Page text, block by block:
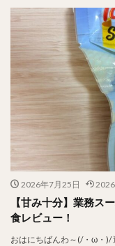
2026年7月25日
【甘み十分】業務ス
食レビュー！
おはにちばんわ～(/・ω・)/